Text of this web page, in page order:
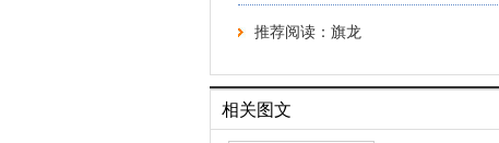
推荐阅读： 旗龙
相关图文